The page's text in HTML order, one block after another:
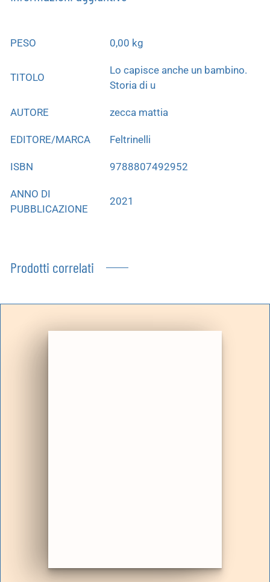
PESO 0,00 kg
TITOLO
Lo capisce anche un bambino.
Storia di u
AUTORE zecca mattia
EDITORE/MARCA Feltrinelli
ISBN 9788807492952
ANNO DI
PUBBLICAZIONE
2021
Prodotti correlati